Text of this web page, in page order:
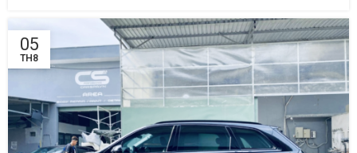
05
TH8